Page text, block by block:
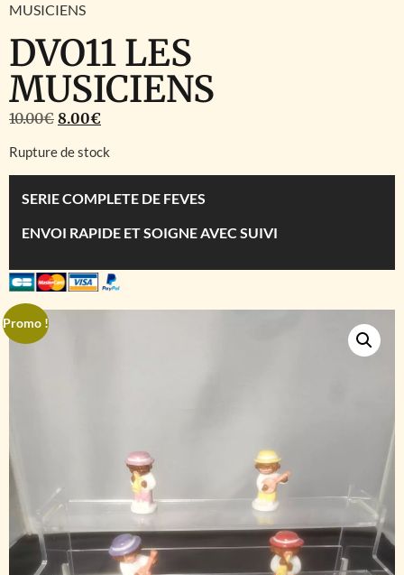
MUSICIENS
DVO11 LES
MUSICIENS
10.00€ 8.00€
Rupture de stock
SERIE COMPLETE DE FEVES
ENVOI RAPIDE ET SOIGNE AVEC SUIVI
Promo !